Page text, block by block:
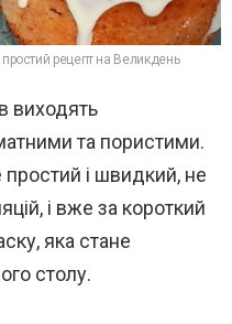
рецепт на Великдень
виходять
та пористими.
і швидкий, не
і вже за короткий
яка стане
столу.